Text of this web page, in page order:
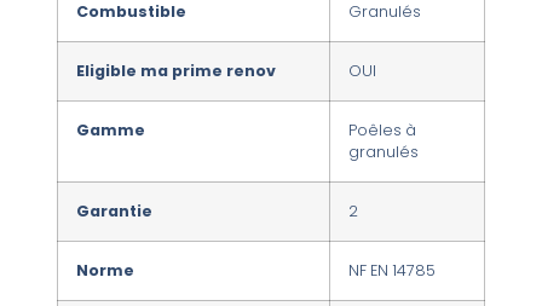
Combustible Granulés
Eligible ma prime renov OUI
Gamme
Poêles à
granulés
Garantie 2
Norme NF EN 14785